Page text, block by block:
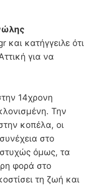
και κατήγγειλε ότι
για να
14χρονη
Την
κοπέλα, οι
στο
όμως, τα
φορά στο
τη ζωή και